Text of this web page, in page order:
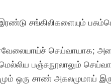
சங்கிலிகளையும்
மெல்லிய பஞ்சுநூலாலும்
ஒரு சாண் அகலமுமாய்